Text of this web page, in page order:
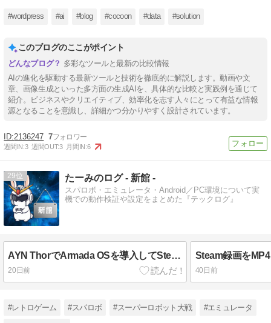
#wordpress #ai #blog #cocoon #data #solution
このブログのここがポイント
多彩なツールと最新の比較情報
AIの進化を駆動する最新ツールと技術を徹底的に解説します。動画や文
章、画像生成といった多方面の生成AIを、具体的な比較と実践例を通じて
紹介。ビジネスやクリエイティブ、効率化を志す人々にとって有益な情報
源となることを意識し、詳細かつ分かりやすく設計されています。
2136247 7
週間IN:3 週間OUT:3 月間IN:6
29 たーみのログ - 新館 -
スパロボ・エミュレータ・Android／PC環境について実
機での動作検証や設定をまとめた『テックログ』
AYN ThorでArmada OSを導入してSteam検証｜スパロボYが安定動作
20日前 40日前
#レトロゲーム #スパロボ #スーパーロボット大戦 #エミュレータ